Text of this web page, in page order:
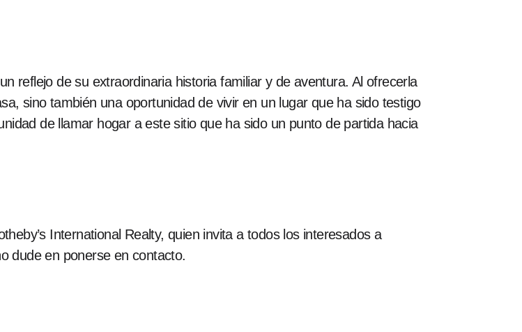
reflejo de su extraordinaria historia familiar y de aventura. Al ofrecerla
sino también una oportunidad de vivir en un lugar que ha sido testigo
de llamar hogar a este sitio que ha sido un punto de partida hacia
International Realty, quien invita a todos los interesados a
dude en ponerse en contacto.